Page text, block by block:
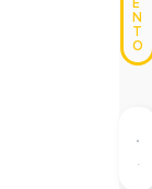
E
N
T
O